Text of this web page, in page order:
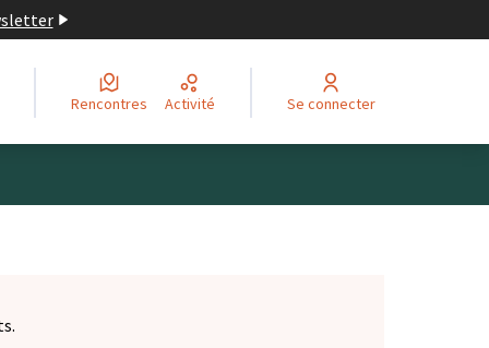
Rencontres Activité Se connecter